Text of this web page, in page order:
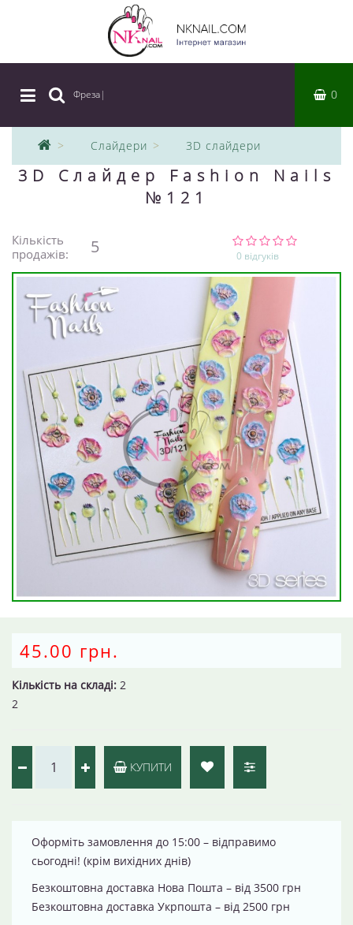
Фреза| 0
Слайдери 3D слайдери
3D Слайдер Fashion Nails
№121
Кількість
продажів:
5 0 відгуків
45.00 грн.
Кількість на складі: 2
2
КУПИТИ
Оформіть замовлення до 15:00 – відправимо
сьогодні! (крім вихідних днів)
Безкоштовна доставка Нова Пошта – від 3500 грн
Безкоштовна доставка Укрпошта – від 2500 грн